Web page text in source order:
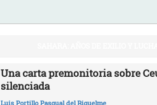
Una carta premonitoria sobre
silenciada
Luis Portillo Pasqual del Riquelme